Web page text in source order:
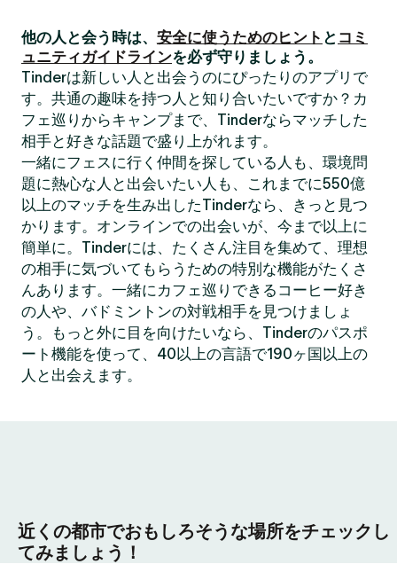
他の人と会う時は、 安全に使うためのヒント と コミ
ュニティガイドラインを必ず守りましょう。
Tinderは新しい人と出会うのにぴったりのアプリで
す。共通の趣味を持つ人と知り合いたいですか？カ
フェ巡りからキャンプまで、Tinderならマッチした
相手と好きな話題で盛り上がれます。
一緒にフェスに行く仲間を探している人も、環境問
題に熱心な人と出会いたい人も、これまでに550億
以上のマッチを生み出したTinderなら、きっと見つ
かります。オンラインでの出会いが、今まで以上に
簡単に。Tinderには、たくさん注目を集めて、理想
の相手に気づいてもらうための特別な機能がたくさ
んあります。一緒にカフェ巡りできるコーヒー好き
の人や、バドミントンの対戦相手を見つけましょ
う。もっと外に目を向けたいなら、Tinderのパスポ
ート機能を使って、40以上の言語で190ヶ国以上の
人と出会えます。
近くの都市でおもしろそうな場所をチェックし
てみましょう！